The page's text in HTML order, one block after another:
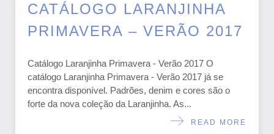
CATÁLOGO LARANJINHA
PRIMAVERA – VERÃO 2017
Catálogo Laranjinha Primavera - Verão 2017 O
catálogo Laranjinha Primavera - Verão 2017 já se
encontra disponível. Padrões, denim e cores são o
forte da nova coleção da Laranjinha. As...
READ MORE